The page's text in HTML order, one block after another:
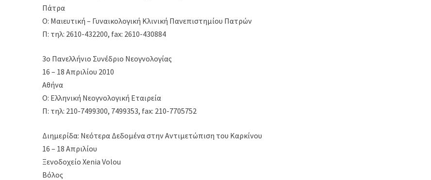
Πάτρα
Ο: Μαιευτική – Γυναικολογική Κλινική Πανεπιστημίου Πατρών
Π: τηλ: 2610-432200, fax: 2610-430884
3o Πανελλήνιο Συνέδριο Νεογνολογίας
16 – 18 Απριλίου 2010
Αθήνα
Ο: Ελληνική Νεογνολογική Εταιρεία
Π: τηλ: 210-7499300, 7499353, fax: 210-7705752
Διημερίδα: Νεότερα Δεδομένα στην Αντιμετώπιση του Καρκίνου
16 – 18 Απριλίου
Ξενοδοχείο Xenia Volou
Βόλος